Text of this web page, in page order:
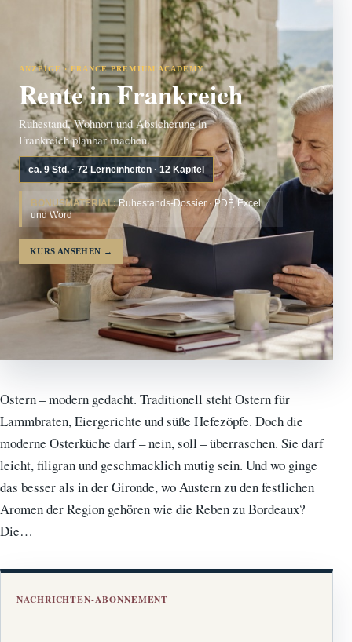
ANZEIGE · FRANCE PREMIUM ACADEMY
Rente in Frankreich
Ruhestand, Wohnort und Absicherung in
Frankreich planbar machen.
ca. 9 Std. · 72 Lerneinheiten · 12 Kapitel
BONUSMATERIAL:Ruhestands-Dossier · PDF, Excel
und Word
KURS ANSEHEN →
Ostern – modern gedacht. Traditionell steht Ostern für
Lammbraten, Eiergerichte und süße Hefezöpfe. Doch die
moderne Osterküche darf – nein, soll – überraschen. Sie darf
leicht, filigran und geschmacklich mutig sein. Und wo ginge
das besser als in der Gironde, wo Austern zu den festlichen
Aromen der Region gehören wie die Reben zu Bordeaux?
Die…
NACHRICHTEN-ABONNEMENT